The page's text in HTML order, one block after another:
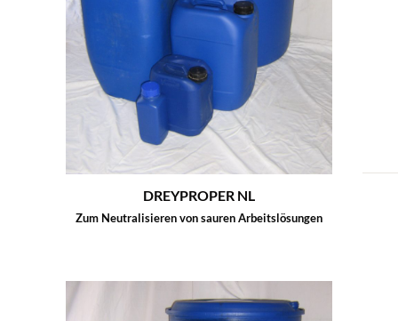
DREYPROPER NL
Zum Neutralisieren von sauren Arbeitslösungen